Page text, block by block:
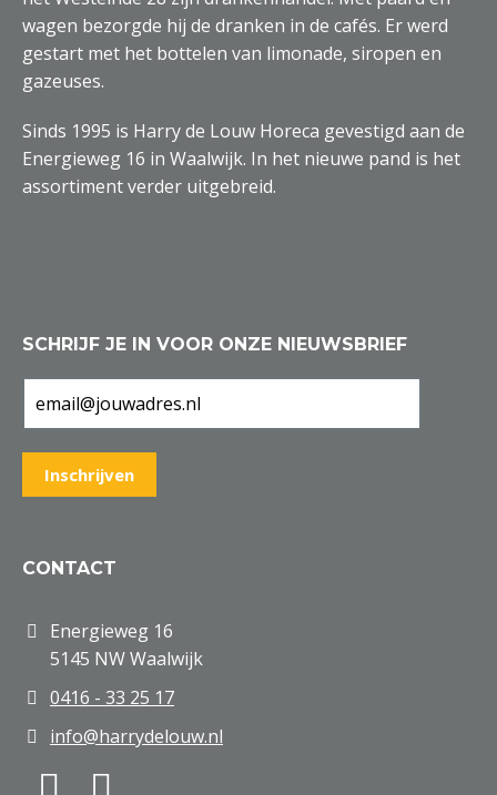
wagen bezorgde hij de dranken in de cafés. Er werd
gestart met het bottelen van limonade, siropen en
gazeuses.
Sinds 1995 is Harry de Louw Horeca gevestigd aan de
Energieweg 16 in Waalwijk. In het nieuwe pand is het
assortiment verder uitgebreid.
SCHRIJF JE IN VOOR ONZE NIEUWSBRIEF
CONTACT
Energieweg 16
5145 NW Waalwijk
0416 - 33 25 17
info@harrydelouw.nl